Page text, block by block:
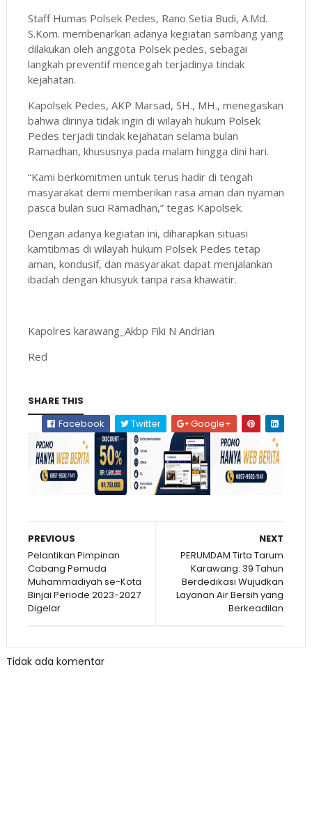
Staff Humas Polsek Pedes, Rano Setia Budi, A.Md.
S.Kom. membenarkan adanya kegiatan sambang yang
dilakukan oleh anggota Polsek pedes, sebagai
langkah preventif mencegah terjadinya tindak
kejahatan.
Kapolsek Pedes, AKP Marsad, SH., MH., menegaskan
bahwa dirinya tidak ingin di wilayah hukum Polsek
Pedes terjadi tindak kejahatan selama bulan
Ramadhan, khususnya pada malam hingga dini hari.
“Kami berkomitmen untuk terus hadir di tengah
masyarakat demi memberikan rasa aman dan nyaman
pasca bulan suci Ramadhan,” tegas Kapolsek.
Dengan adanya kegiatan ini, diharapkan situasi
kamtibmas di wilayah hukum Polsek Pedes tetap
aman, kondusif, dan masyarakat dapat menjalankan
ibadah dengan khusyuk tanpa rasa khawatir.
Kapolres karawang_Akbp Fiki N Andrian
Red
SHARE THIS
Facebook
Twitter Google+
NEXT
PERUMDAM Tirta Tarum
Karawang: 39 Tahun
Berdedikasi Wujudkan
Layanan Air Bersih yang
Berkeadilan
PREVIOUS
Pelantikan Pimpinan
Cabang Pemuda
Muhammadiyah se-Kota
Binjai Periode 2023-2027
Digelar
Tidak ada komentar